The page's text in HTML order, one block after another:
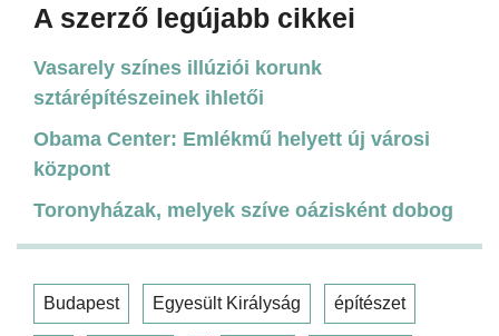
A szerző legújabb cikkei
Vasarely színes illúziói korunk
sztárépítészeinek ihletői
Obama Center: Emlékmű helyett új városi
központ
Toronyházak, melyek szíve oázisként dobog
Budapest Egyesült Királyság építészet